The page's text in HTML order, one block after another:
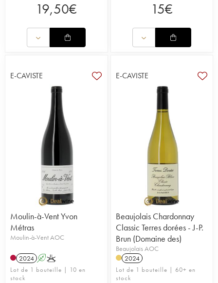
19,50€ 15€
E-CAVISTE
Moulin-à-Vent Yvon
Métras
Moulin-à-Vent AOC
2024 AK
Lot de 1 bouteille | 10 en
stock
E-CAVISTE
Beaujolais Chardonnay
Classic Terres dorées - J-P.
Brun (Domaine des)
Beaujolais AOC
2024
Lot de 1 bouteille | 60+ en
stock